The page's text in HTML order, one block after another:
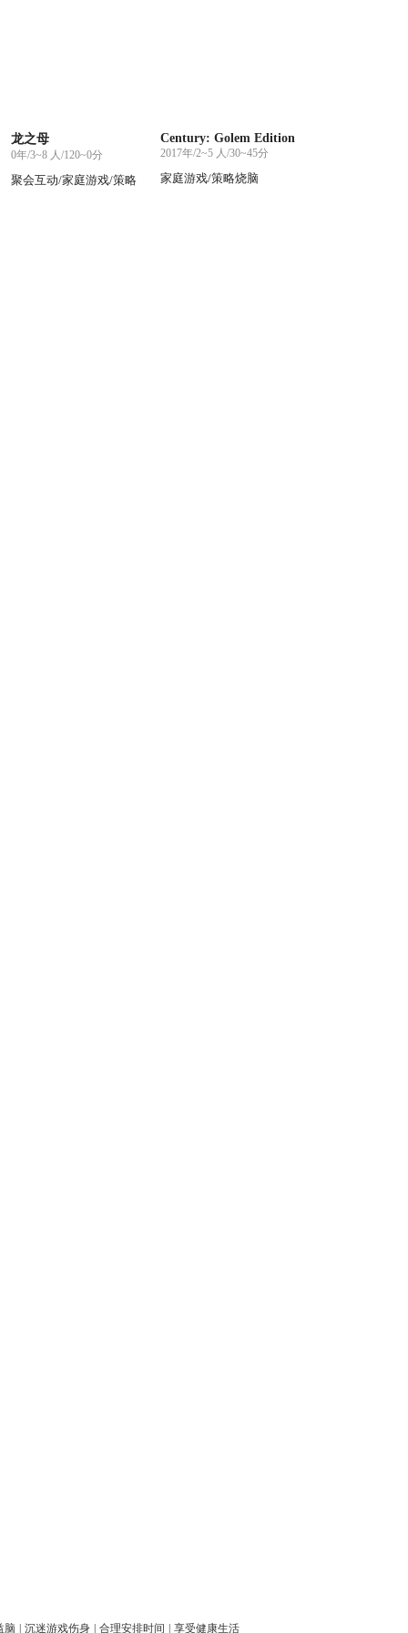
龙之母
0年/3~8 人/120~0分
聚会互动/家庭游戏/策略
Century: Golem Edition
2017年/2~5 人/30~45分
家庭游戏/策略烧脑
脑 沉迷游戏伤身 合理安排时间 享受健康生活